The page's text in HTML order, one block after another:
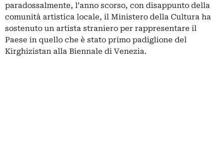
paradossalmente, l’anno scorso, con disappunto della
comunità artistica locale, il Ministero della Cultura ha
sostenuto un artista straniero per rappresentare il
Paese in quello che è stato primo padiglione del
Kirghizistan alla Biennale di Venezia.